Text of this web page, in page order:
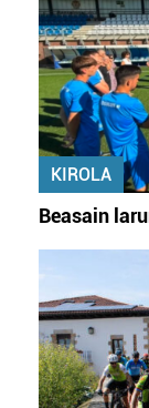
KIROLA
Beasain